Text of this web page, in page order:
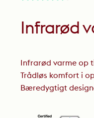
Infrarød
Infrarød varme op
Trådløs komfort i
Bæredygtigt